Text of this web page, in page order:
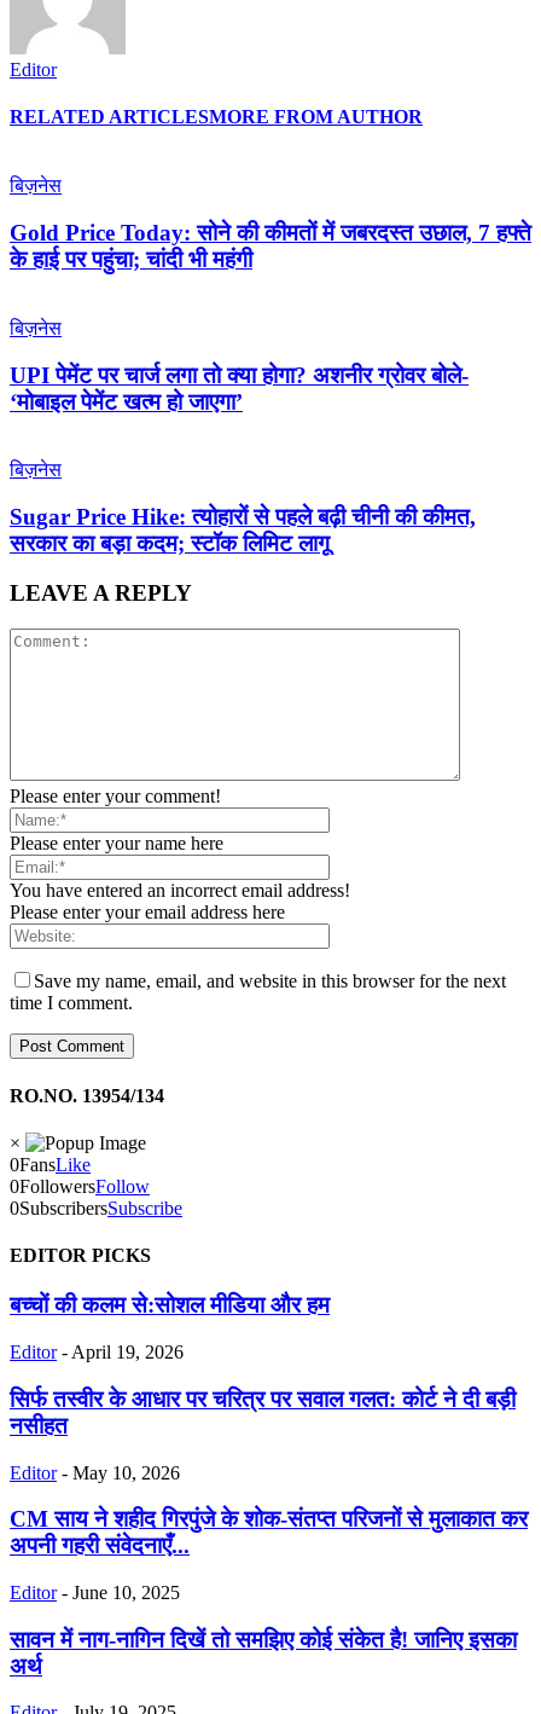
Editor
RELATED ARTICLESMORE FROM AUTHOR
बिज़नेस
Gold Price Today: सोने की कीमतों में जबरदस्त उछाल, 7 हफ्ते
के हाई पर पहुंचा; चांदी भी महंगी
बिज़नेस
UPI पेमेंट पर चार्ज लगा तो क्या होगा? अशनीर ग्रोवर बोले-
‘मोबाइल पेमेंट खत्म हो जाएगा’
बिज़नेस
Sugar Price Hike: त्योहारों से पहले बढ़ी चीनी की कीमत,
सरकार का बड़ा कदम; स्टॉक लिमिट लागू
LEAVE A REPLY
Please enter your comment!
Please enter your name here
You have entered an incorrect email address!
Please enter your email address here
Save my name, email, and website in this browser for the next
time I comment.
RO.NO. 13954/134
×
0FansLike
0FollowersFollow
0SubscribersSubscribe
EDITOR PICKS
बच्चों की कलम से:सोशल मीडिया और हम
Editor - April 19, 2026
सिर्फ तस्वीर के आधार पर चरित्र पर सवाल गलत: कोर्ट ने दी बड़ी
नसीहत
Editor - May 10, 2026
CM साय ने शहीद गिरपुंजे के शोक-संतप्त परिजनों से मुलाकात कर
अपनी गहरी संवेदनाएँ...
Editor - June 10, 2025
सावन में नाग-नागिन दिखें तो समझिए कोई संकेत है! जानिए इसका
अर्थ